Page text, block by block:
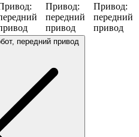
Привод:
передний
привод
Привод:
передний
привод
передний привод